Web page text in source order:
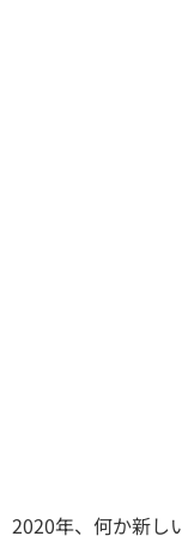
2020年、何か新し